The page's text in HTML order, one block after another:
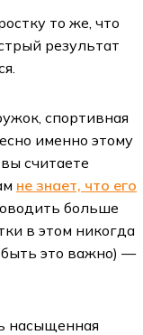
то же, что
результат
спортивная
именно этому
считаете
не знает, что его
больше
в этом никогда
это важно) —
насыщенная